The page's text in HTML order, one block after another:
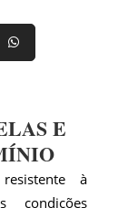
E
à
condições